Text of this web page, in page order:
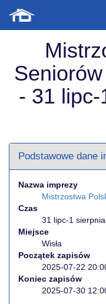
- 31
Podstawowe dane
Nazwa imprezy
Mistrzostwa
Czas
31 lipc-1
Miejsce
Wisła
Początek zapisów
2025-07-22
Koniec zapisów
2025-07-30